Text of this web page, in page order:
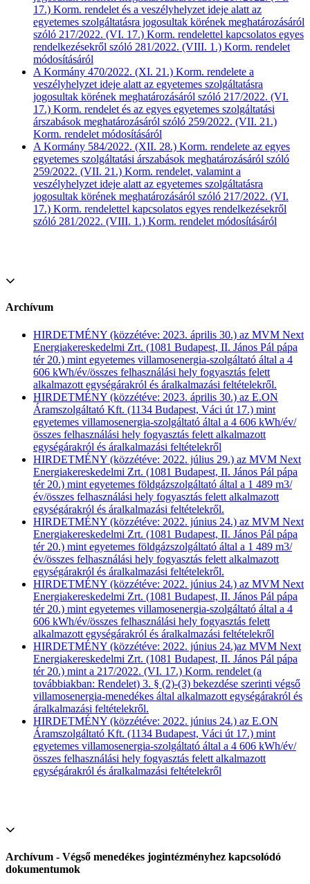
17.) Korm. rendelet és a veszélyhelyzet ideje alatt az
egyetemes szolgáltatásra jogosultak körének meghatározásáról
szóló 217/2022. (VI. 17.) Korm. rendelettel kapcsolatos egyes
rendelkezésekről szóló 281/2022. (VIII. 1.) Korm. rendelet
módosításáról
A Kormány 470/2022. (XI. 21.) Korm. rendelete a
veszélyhelyzet ideje alatt az egyetemes szolgáltatásra
jogosultak körének meghatározásáról szóló 217/2022. (VI.
17.) Korm. rendelet és az egyes egyetemes szolgáltatási
árszabások meghatározásáról szóló 259/2022. (VII. 21.)
Korm. rendelet módosításáról
A Kormány 584/2022. (XII. 28.) Korm. rendelete az egyes
egyetemes szolgáltatási árszabások meghatározásáról szóló
259/2022. (VII. 21.) Korm. rendelet, valamint a
veszélyhelyzet ideje alatt az egyetemes szolgáltatásra
jogosultak körének meghatározásáról szóló 217/2022. (VI.
17.) Korm. rendelettel kapcsolatos egyes rendelkezésekről
szóló 281/2022. (VIII. 1.) Korm. rendelet módosításáról
Archívum
HIRDETMÉNY (közzétéve: 2023. április 30.) az MVM Next
Energiakereskedelmi Zrt. (1081 Budapest, II. János Pál pápa
tér 20.) mint egyetemes villamosenergia-szolgáltató által a 4
606 kWh/év/összes felhasználási hely fogyasztás felett
alkalmazott egységárakról és áralkalmazási feltételekről.
HIRDETMÉNY (közzétéve: 2023. április 30.) az E.ON
Áramszolgáltató Kft. (1134 Budapest, Váci út 17.) mint
egyetemes villamosenergia-szolgáltató által a 4 606 kWh/év/
összes felhasználási hely fogyasztás felett alkalmazott
egységárakról és áralkalmazási feltételekről
HIRDETMÉNY (közzétéve: 2022. július 29.) az MVM Next
Energiakereskedelmi Zrt. (1081 Budapest, II. János Pál pápa
tér 20.) mint egyetemes földgázszolgáltató által a 1 489 m3/
év/összes felhasználási hely fogyasztás felett alkalmazott
egységárakról és áralkalmazási feltételekről.
HIRDETMÉNY (közzétéve: 2022. június 24.) az MVM Next
Energiakereskedelmi Zrt. (1081 Budapest, II. János Pál pápa
tér 20.) mint egyetemes földgázszolgáltató által a 1 489 m3/
év/összes felhasználási hely fogyasztás felett alkalmazott
egységárakról és áralkalmazási feltételekről.
HIRDETMÉNY (közzétéve: 2022. június 24.) az MVM Next
Energiakereskedelmi Zrt. (1081 Budapest, II. János Pál pápa
tér 20.) mint egyetemes villamosenergia-szolgáltató által a 4
606 kWh/év/összes felhasználási hely fogyasztás felett
alkalmazott egységárakról és áralkalmazási feltételekről
HIRDETMÉNY (közzétéve: 2022. június 24.)az MVM Next
Energiakereskedelmi Zrt. (1081 Budapest, II. János Pál pápa
tér 20.) mint a 217/2022. (VI. 17.) Korm. rendelet (a
továbbiakban: Rendelet) 3. § (2)-(3) bekezdése szerinti végső
villamosenergia-menedékes által alkalmazott egységárakról és
áralkalmazási feltételekről.
HIRDETMÉNY (közzétéve: 2022. június 24.) az E.ON
Áramszolgáltató Kft. (1134 Budapest, Váci út 17.) mint
egyetemes villamosenergia-szolgáltató által a 4 606 kWh/év/
összes felhasználási hely fogyasztás felett alkalmazott
egységárakról és áralkalmazási feltételekről
Archívum - Végső menedékes jogintézményhez kapcsolódó
dokumentumok